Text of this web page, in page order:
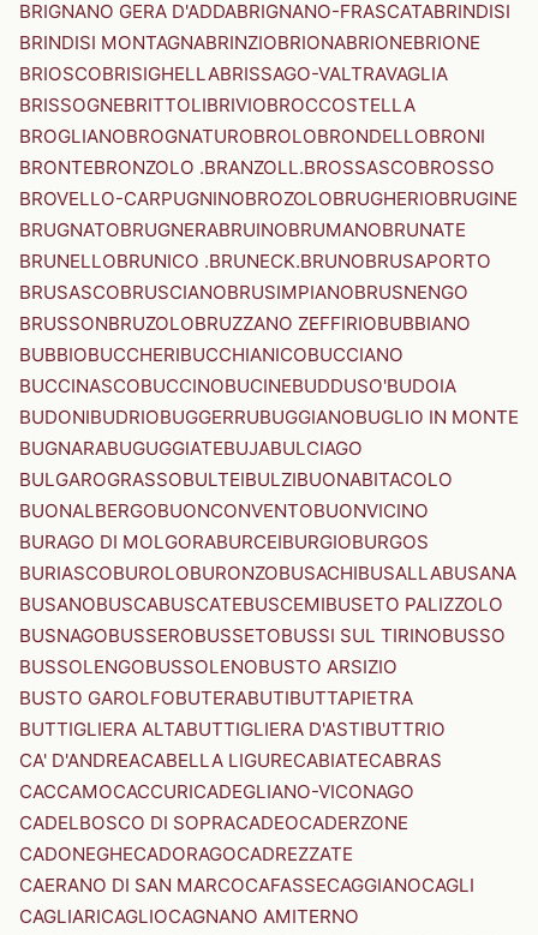
BRIGNANO GERA D'ADDABRIGNANO-FRASCATABRINDISI
BRINDISI MONTAGNABRINZIOBRIONABRIONEBRIONE
BRIOSCOBRISIGHELLABRISSAGO-VALTRAVAGLIA
BRISSOGNEBRITTOLIBRIVIOBROCCOSTELLA
BROGLIANOBROGNATUROBROLOBRONDELLOBRONI
BRONTEBRONZOLO .BRANZOLL.BROSSASCOBROSSO
BROVELLO-CARPUGNINOBROZOLOBRUGHERIOBRUGINE
BRUGNATOBRUGNERABRUINOBRUMANOBRUNATE
BRUNELLOBRUNICO .BRUNECK.BRUNOBRUSAPORTO
BRUSASCOBRUSCIANOBRUSIMPIANOBRUSNENGO
BRUSSONBRUZOLOBRUZZANO ZEFFIRIOBUBBIANO
BUBBIOBUCCHERIBUCCHIANICOBUCCIANO
BUCCINASCOBUCCINOBUCINEBUDDUSO'BUDOIA
BUDONIBUDRIOBUGGERRUBUGGIANOBUGLIO IN MONTE
BUGNARABUGUGGIATEBUJABULCIAGO
BULGAROGRASSOBULTEIBULZIBUONABITACOLO
BUONALBERGOBUONCONVENTOBUONVICINO
BURAGO DI MOLGORABURCEIBURGIOBURGOS
BURIASCOBUROLOBURONZOBUSACHIBUSALLABUSANA
BUSANOBUSCABUSCATEBUSCEMIBUSETO PALIZZOLO
BUSNAGOBUSSEROBUSSETOBUSSI SUL TIRINOBUSSO
BUSSOLENGOBUSSOLENOBUSTO ARSIZIO
BUSTO GAROLFOBUTERABUTIBUTTAPIETRA
BUTTIGLIERA ALTABUTTIGLIERA D'ASTIBUTTRIO
CA' D'ANDREACABELLA LIGURECABIATECABRAS
CACCAMOCACCURICADEGLIANO-VICONAGO
CADELBOSCO DI SOPRACADEOCADERZONE
CADONEGHECADORAGOCADREZZATE
CAERANO DI SAN MARCOCAFASSECAGGIANOCAGLI
CAGLIARICAGLIOCAGNANO AMITERNO